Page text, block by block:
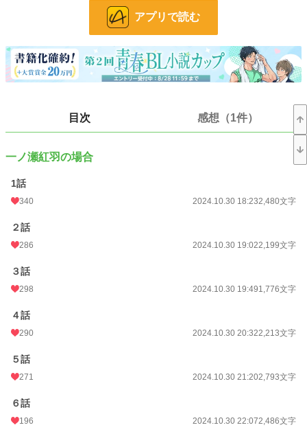
教えて、先輩後輩らしく……と思ったのに、なんでこいつはこうも僕にしつこく
迫ってくるんだ！？
37,163 位 / 228,618 件
更新日時
初回公開日時
週間ポイント
月間ポイント
年間ポイント
累計ポイント
アプリで読む
目次 感想（1件）
一ノ瀬紅羽の場合
1話
340 2024.10.30 18:232,480文字
２話
286 2024.10.30 19:022,199文字
３話
298 2024.10.30 19:491,776文字
４話
290 2024.10.30 20:322,213文字
５話
271 2024.10.30 21:202,793文字
６話
196 2024.10.30 22:072,486文字